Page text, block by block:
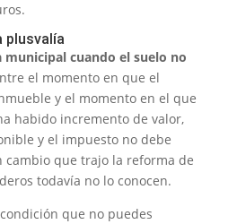
plusvalía
municipal cuando el suelo no
el momento en que el
y el momento en el que
habido incremento de valor,
y el impuesto no debe
cambio que trajo la reforma de
todavía no lo conocen.
que no puedes